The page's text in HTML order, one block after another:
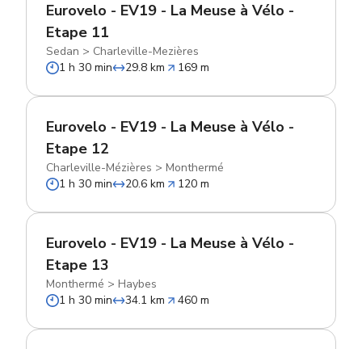
Eurovelo - EV19 - La Meuse à Vélo -
Etape 11
Sedan > Charleville-Mezières
1 h 30 min
29.8 km 169 m
Eurovelo - EV19 - La Meuse à Vélo -
Etape 12
Charleville-Mézières > Monthermé
1 h 30 min
20.6 km 120 m
Eurovelo - EV19 - La Meuse à Vélo -
Etape 13
Monthermé > Haybes
1 h 30 min
34.1 km 460 m